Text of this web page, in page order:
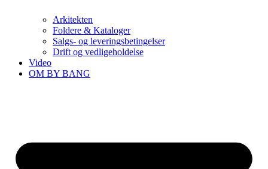
Arkitekten
Foldere & Kataloger
Salgs- og leveringsbetingelser
Drift og vedligeholdelse
Video
OM BY BANG